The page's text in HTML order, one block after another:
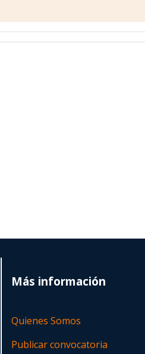
Más información
Quienes Somos
Publicar convocatoria